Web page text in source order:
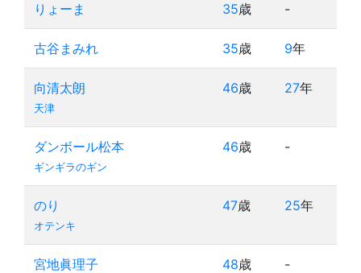
りょーま 35歳 -
古谷まみれ 35歳 9年
向清太朗
天津
46歳 27年
ダンボール松本
ギンギラのギン
46歳 -
のり
オテンキ
47歳 25年
宮地眞理子 48歳 -